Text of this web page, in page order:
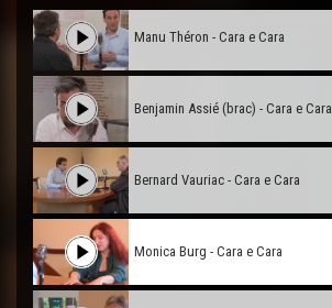
Manu Théron - Cara e Cara
Benjamin Assié (brac) - Cara e Cara
Bernard Vauriac - Cara e Cara
Monica Burg - Cara e Cara